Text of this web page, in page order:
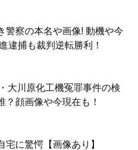
警察の本名や画像! 動機や今
逮捕も裁判逆転勝利！
大川原化工機冤罪事件の検
？顔画像や今現在も！
宅に驚愕【画像あり】